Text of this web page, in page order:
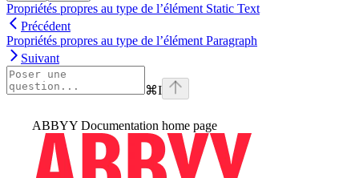
Propriétés propres au type de l’élément Static Text
Précédent
Propriétés propres au type de l’élément Paragraph
Suivant
⌘I
ABBYY Documentation home page